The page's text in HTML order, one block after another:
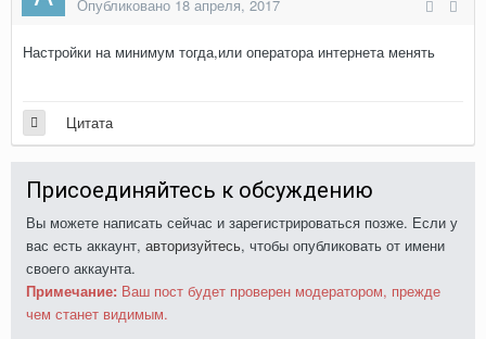
Опубликовано 18 апреля, 2017
Настройки на минимум тогда,или оператора интернета менять
Цитата
Присоединяйтесь к обсуждению
Вы можете написать сейчас и зарегистрироваться позже. Если у
вас есть аккаунт, авторизуйтесь, чтобы опубликовать от имени
своего аккаунта.
Примечание: Ваш пост будет проверен модератором, прежде
чем станет видимым.